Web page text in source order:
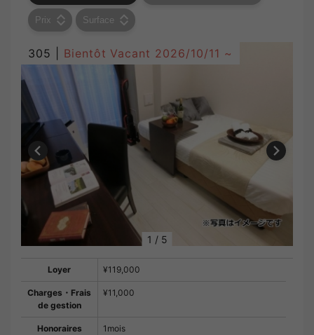
Prix Surface
305 | Bientôt Vacant 2026/10/11 ~
1 / 5
Loyer ¥119,000
Charges・Frais
de gestion
¥11,000
Honoraires 1mois